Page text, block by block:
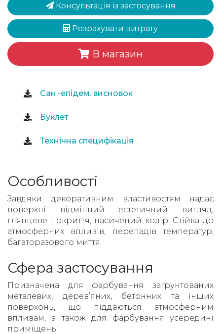
Консультація із застосування
Розрахувати витрату
В магазин
Сан.-епідем. висновок
Буклет
Технічна специфікація
Особливості
Завдяки декоративним властивостям надає
поверхні відмінний естетичний вигляд,
глянцеве покриття, насичений колір. Стійка до
атмосферних впливів, перепадів температур,
багаторазового миття.
Сфера застосування
Призначена для фарбування заґрунтованих
металевих, дерев’яних, бетонних та інших
поверхонь, що піддаються атмосферним
впливам, а також для фарбування усередині
приміщень.